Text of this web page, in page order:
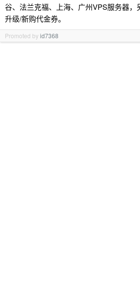
谷、法兰克福、上海、广州VPS服务器，
升级/新购代金券。
Promoted byid7368